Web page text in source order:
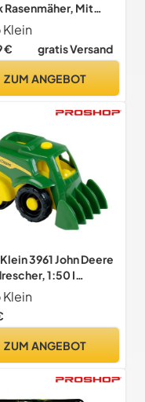
Rasenmäher, Mit
beim
Anti-UV, Spielzeug
ab 18 Monaten
Klein
€ gratis Versand
ZUM ANGEBOT
3961 John Deere
1:50 I
Fahrzeug aus
Kunststoff I
für Kinder ab 18
Klein
ZUM ANGEBOT